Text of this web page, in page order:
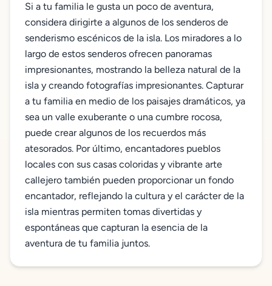
Si a tu familia le gusta un poco de aventura,
considera dirigirte a algunos de los senderos de
senderismo escénicos de la isla. Los miradores a lo
largo de estos senderos ofrecen panoramas
impresionantes, mostrando la belleza natural de la
isla y creando fotografías impresionantes. Capturar
a tu familia en medio de los paisajes dramáticos, ya
sea un valle exuberante o una cumbre rocosa,
puede crear algunos de los recuerdos más
atesorados. Por último, encantadores pueblos
locales con sus casas coloridas y vibrante arte
callejero también pueden proporcionar un fondo
encantador, reflejando la cultura y el carácter de la
isla mientras permiten tomas divertidas y
espontáneas que capturan la esencia de la
aventura de tu familia juntos.